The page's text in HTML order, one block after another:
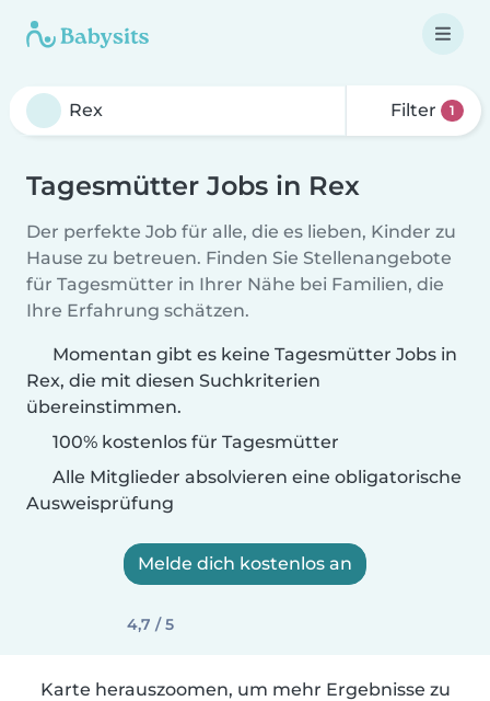
Filter 1
Tagesmütter Jobs in Rex
Der perfekte Job für alle, die es lieben, Kinder zu
Hause zu betreuen. Finden Sie Stellenangebote
für Tagesmütter in Ihrer Nähe bei Familien, die
Ihre Erfahrung schätzen.
Momentan gibt es keine Tagesmütter Jobs in
Rex, die mit diesen Suchkriterien
übereinstimmen.
100% kostenlos für Tagesmütter
Alle Mitglieder absolvieren eine obligatorische
Ausweisprüfung
Melde dich kostenlos an
4,7 / 5
Karte herauszoomen, um mehr Ergebnisse zu